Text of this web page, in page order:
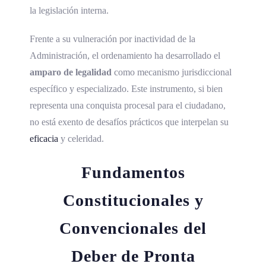
la legislación interna.
Frente a su vulneración por inactividad de la
Administración, el ordenamiento ha desarrollado el
amparo de legalidad como mecanismo jurisdiccional
específico y especializado. Este instrumento, si bien
representa una conquista procesal para el ciudadano,
no está exento de desafíos prácticos que interpelan su
eficacia y celeridad.
Fundamentos
Constitucionales y
Convencionales del
Deber de Pronta